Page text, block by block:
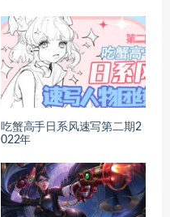
吃蟹高手日系风速写第二期2
022年